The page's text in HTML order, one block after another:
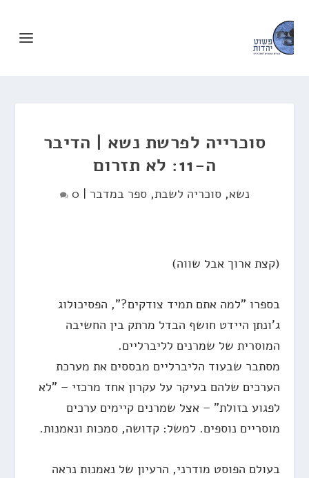
סוכרייה לפרשת נשא | הדיבר
ה-11: לא תזרום
נשא,סוכריה לשבת,ספר במדבר |
0
(קצת ארוך אבל שווה)
בספרו "למה אתם תמיד צודקים?", הפסיכולוג
ג'ונתן היידט חושף הבדל מרתק בין החשיבה
המוסרית של שמרנים לליברליים.
מסתבר שבעוד הליברליים מבססים את מערכת
הערכים שלהם בעיקר על עקרון אחד מרכזי – "לא
לפגוע בזולת" – אצל שמרנים קיימים ערכים
מוסריים נוספים. למשל: קדושה, סמכות ונאמנות.
בעולם הפוסט מודרני, הרעיון של נאמנות נראה